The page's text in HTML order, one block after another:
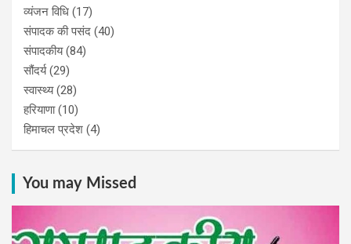
व्यंजन विधि (17)
संपादक की पसंद (40)
संपादकीय(84)
सौंदर्य(29)
स्वास्थ्य(28)
हरियाणा(10)
हिमाचल प्रदेश (4)
You may Missed